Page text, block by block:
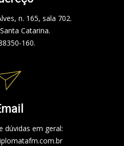
n. 165, sala 702.
Catarina.
160.
dúvidas em geral: